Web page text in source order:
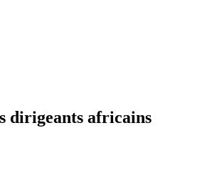
dirigeants africains